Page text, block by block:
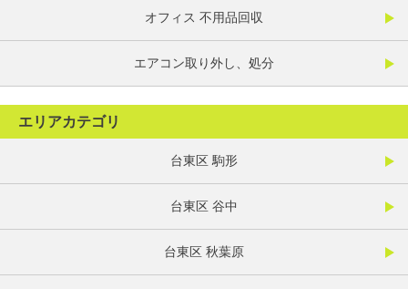
オフィス 不用品回収
エアコン取り外し、処分
エリアカテゴリ
台東区 駒形
台東区 谷中
台東区 秋葉原